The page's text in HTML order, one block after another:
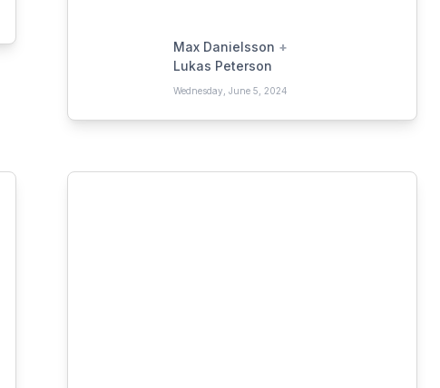
Max Danielsson +
Lukas Peterson
Wednesday, June 5, 2024